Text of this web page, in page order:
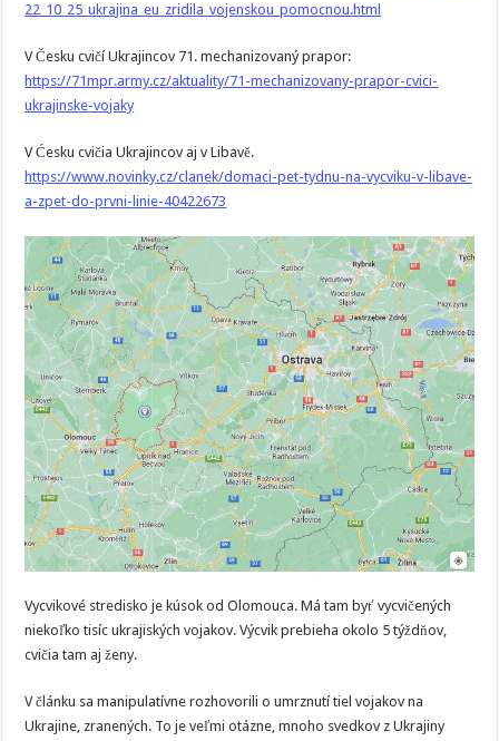
22_10_25_ukrajina_eu_zridila_vojenskou_pomocnou.html
V Česku cvičí Ukrajincov 71. mechanizovaný prapor:
https://71mpr.army.cz/aktuality/71-mechanizovany-prapor-cvici-
ukrajinske-vojaky
V Ćesku cvičia Ukrajincov aj v Libavě.
https://www.novinky.cz/clanek/domaci-pet-tydnu-na-vycviku-v-libave-
a-zpet-do-prvni-linie-40422673
Vycvikové stredisko je kúsok od Olomouca. Má tam byť vycvičených
niekoľko tisíc ukrajiských vojakov. Výcvik prebieha okolo 5 týždňov,
cvičia tam aj ženy.
V článku sa manipulatívne rozhovorili o umrznutí tiel vojakov na
Ukrajine, zranených. To je veľmi otázne, mnoho svedkov z Ukrajiny